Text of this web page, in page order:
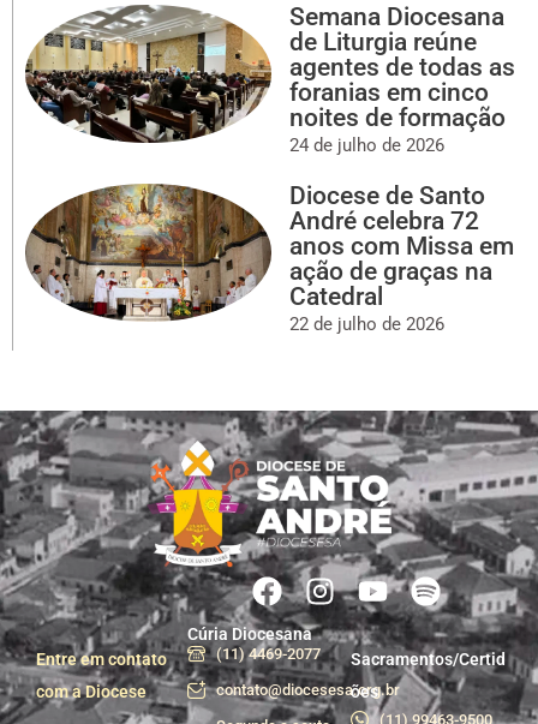
Semana Diocesana
de Liturgia reúne
agentes de todas as
foranias em cinco
noites de formação
24 de julho de 2026
Diocese de Santo
André celebra 72
anos com Missa em
ação de graças na
Catedral
22 de julho de 2026
Entre em contato
com a Diocese
Cúria Diocesana
(11) 4469-2077
contato@diocesesa.org.br
Sacramentos/Certid
ões
(11) 99463-9500